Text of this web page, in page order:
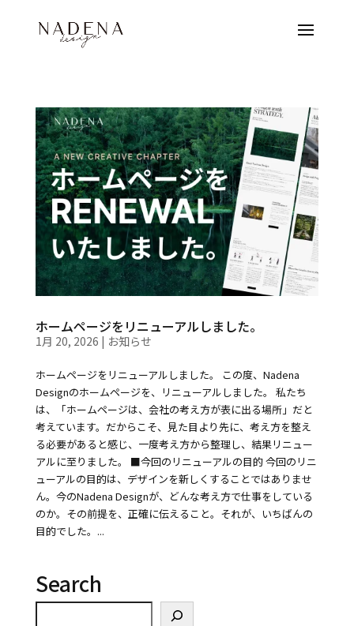
ホームページをリニューアルしました。
1月 20, 2026 | お知らせ
ホームページをリニューアルしました。 この度、Nadena
Designのホームページを、リニューアルしました。 私たち
は、「ホームページは、会社の考え方が表に出る場所」だと
考えています。だからこそ、見た目より先に、考え方を整え
る必要があると感じ、一度考え方から整理し、結果リニュー
アルに至りました。 ■今回のリニューアルの目的 今回のリニ
ューアルの目的は、デザインを新しくすることではありませ
ん。今のNadena Designが、どんな考え方で仕事をしている
のか。その前提を、正確に伝えること。それが、いちばんの
目的でした。...
Search